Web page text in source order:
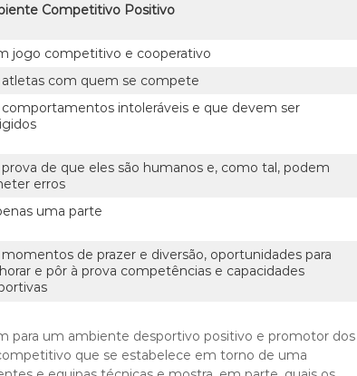
Competitivo Positivo
jogo competitivo e cooperativo
atletas com quem se compete
comportamentos intoleráveis e que devem ser
prova de que eles são humanos e, como tal, podem
erros
uma parte
momentos de prazer e diversão, oportunidades para
e pôr à prova competências e capacidades
para um ambiente desportivo positivo e promotor dos
que se estabelece em torno de uma